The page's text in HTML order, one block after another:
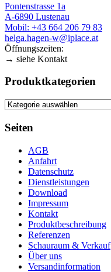
Pontenstrasse 1a
A-6890 Lustenau
Mobil: +43 664 206 79 83
helga.hagen-w@iplace.at
Öffnungszeiten:
→ siehe Kontakt
Produktkategorien
Seiten
AGB
Anfahrt
Datenschutz
Dienstleistungen
Download
Impressum
Kontakt
Produktbeschreibung
Referenzen
Schauraum & Verkauf
Über uns
Versandinformation